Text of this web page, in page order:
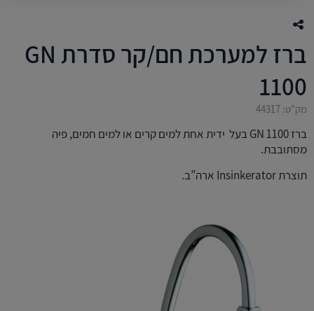
ברז למערכת חם/קר סדרת GN
1100
מק"ט: 44317
ברז GN 1100 בעל ידית אחת למים קרים או למים חמים, פיה
מסתובבת.
תוצרת Insinkerator ארה”ב.